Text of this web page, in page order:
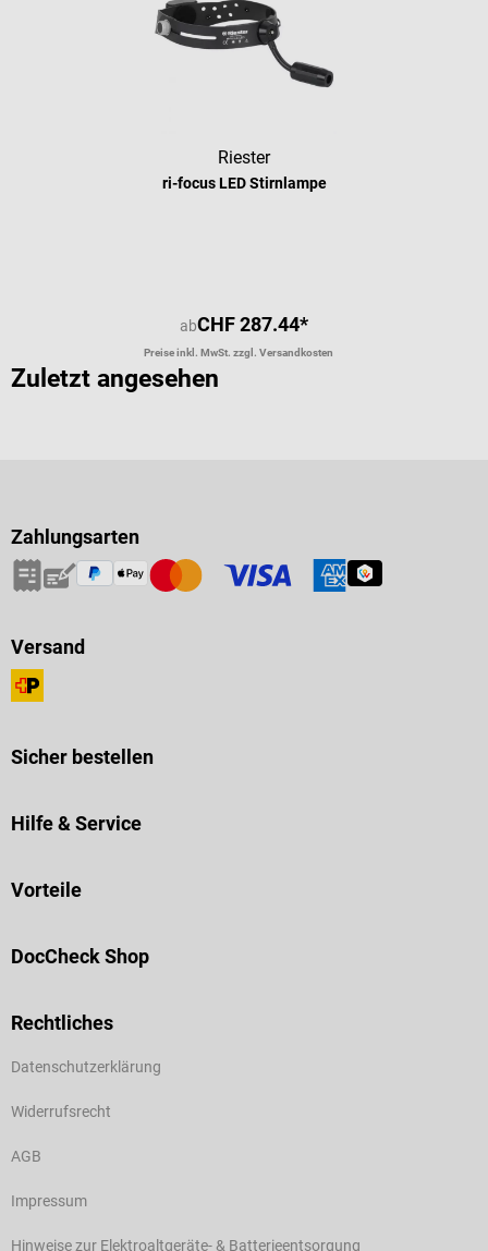
Riester
ri-focus LED Stirnlampe
abCHF 287.44*
Preise inkl. MwSt. zzgl. Versandkosten
Zuletzt angesehen
Zahlungsarten
Versand
Sicher bestellen
Hilfe & Service
Vorteile
DocCheck Shop
Rechtliches
Datenschutzerklärung
Widerrufsrecht
AGB
Impressum
Hinweise zur Elektroaltgeräte- & Batterieentsorgung